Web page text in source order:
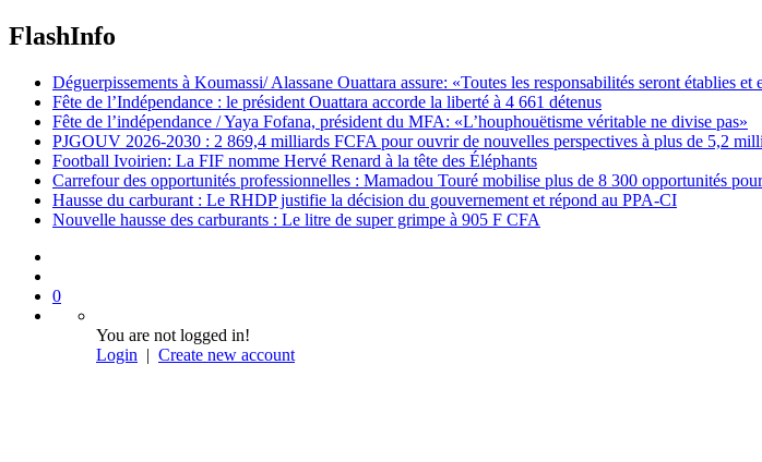
FlashInfo
Déguerpissements à Koumassi/ Alassane Ouattara assure: «Toutes les responsabilités seront établies
Fête de l’Indépendance : le président Ouattara accorde la liberté à 4 661 détenus
Fête de l’indépendance / Yaya Fofana, président du MFA: «L’houphouëtisme véritable ne divise pas»
PJGOUV 2026-2030 : 2 869,4 milliards FCFA pour ouvrir de nouvelles perspectives à plus de 5,2
Football Ivoirien: La FIF nomme Hervé Renard à la tête des Éléphants
Carrefour des opportunités professionnelles : Mamadou Touré mobilise plus de 8 300 opportunités
Hausse du carburant : Le RHDP justifie la décision du gouvernement et répond au PPA-CI
Nouvelle hausse des carburants : Le litre de super grimpe à 905 F CFA
0
You are not logged in!
Login | Create new account